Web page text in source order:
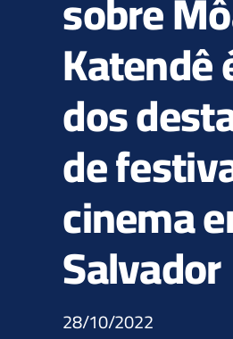
Katendê
dos
de
cinema
Salvador
28/10/2022